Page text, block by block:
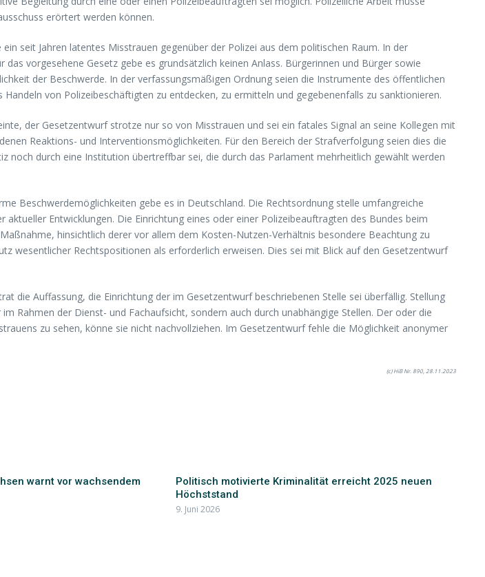
erörtert werden können.
seit Jahren latentes Misstrauen gegenüber der Polizei aus dem politischen Raum. In der
vorgesehene Gesetz gebe es grundsätzlich keinen Anlass. Bürgerinnen und Bürger sowie
der Beschwerde. In der verfassungsmäßigen Ordnung seien die Instrumente des öffentlichen
von Polizeibeschäftigten zu entdecken, zu ermitteln und gegebenenfalls zu sanktionieren.
der Gesetzentwurf strotze nur so von Misstrauen und sei ein fatales Signal an seine Kollegen mit
Reaktions- und Interventionsmöglichkeiten. Für den Bereich der Strafverfolgung seien dies die
noch durch eine Institution übertreffbar sei, die durch das Parlament mehrheitlich gewählt werden
Beschwerdemöglichkeiten gebe es in Deutschland. Die Rechtsordnung stelle umfangreiche
Entwicklungen. Die Einrichtung eines oder einer Polizeibeauftragten des Bundes beim
hinsichtlich derer vor allem dem Kosten-Nutzen-Verhältnis besondere Beachtung zu
wesentlicher Rechtspositionen als erforderlich erweisen. Dies sei mit Blick auf den Gesetzentwurf
die Auffassung, die Einrichtung der im Gesetzentwurf beschriebenen Stelle sei überfällig. Stellung
Rahmen der Dienst- und Fachaufsicht, sondern auch durch unabhängige Stellen. Der oder die
zu sehen, könne sie nicht nachvollziehen. Im Gesetzentwurf fehle die Möglichkeit anonymer
(c) HiB Nr. 890, 28.11.2023
warnt vor wachsendem
Politisch motivierte Kriminalität erreicht 2025 neuen
Höchststand
9. Juni 2026